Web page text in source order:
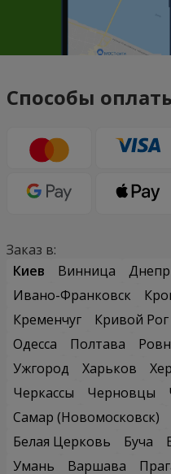
Способы
Заказ в:
Киев
Винница Днепр
Ивано-Франковск
Кременчуг
Кривой Рог
Одесса
Полтава
Ужгород
Харьков
Черкассы
Черновцы
Самар (Новомосковск)
Белая Церковь
Буча
Умань
Варшава